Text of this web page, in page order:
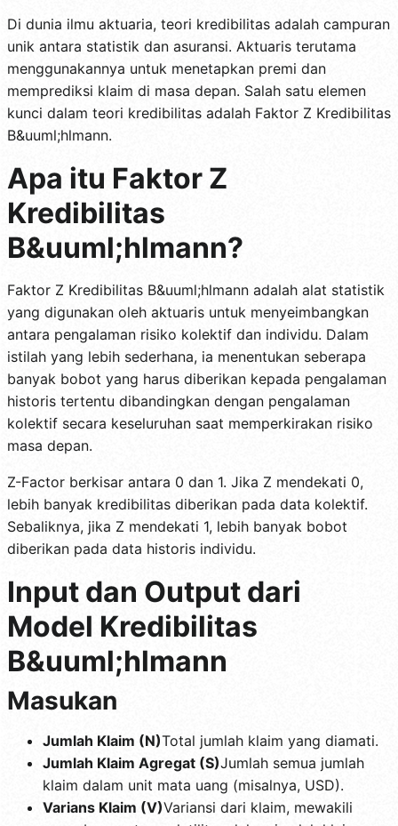
Di dunia ilmu aktuaria, teori kredibilitas adalah campuran
unik antara statistik dan asuransi. Aktuaris terutama
menggunakannya untuk menetapkan premi dan
memprediksi klaim di masa depan. Salah satu elemen
kunci dalam teori kredibilitas adalah Faktor Z Kredibilitas
B&uuml;hlmann.
Apa itu Faktor Z
Kredibilitas
B&uuml;hlmann?
Faktor Z Kredibilitas B&uuml;hlmann adalah alat statistik
yang digunakan oleh aktuaris untuk menyeimbangkan
antara pengalaman risiko kolektif dan individu. Dalam
istilah yang lebih sederhana, ia menentukan seberapa
banyak bobot yang harus diberikan kepada pengalaman
historis tertentu dibandingkan dengan pengalaman
kolektif secara keseluruhan saat memperkirakan risiko
masa depan.
Z-Factor berkisar antara 0 dan 1. Jika Z mendekati 0,
lebih banyak kredibilitas diberikan pada data kolektif.
Sebaliknya, jika Z mendekati 1, lebih banyak bobot
diberikan pada data historis individu.
Input dan Output dari
Model Kredibilitas
B&uuml;hlmann
Masukan
Jumlah Klaim (N)Total jumlah klaim yang diamati.
Jumlah Klaim Agregat (S)Jumlah semua jumlah
klaim dalam unit mata uang (misalnya, USD).
Varians Klaim (V)Variansi dari klaim, mewakili